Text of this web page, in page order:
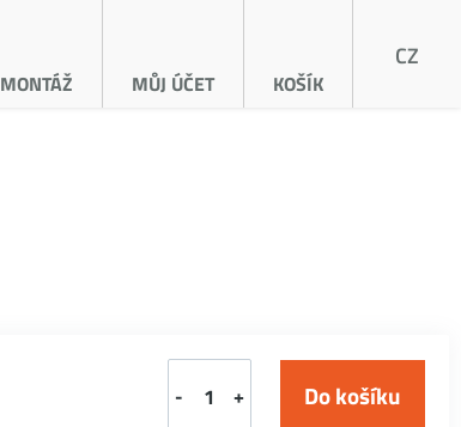
MONTÁŽ MŮJ ÚČET KOŠÍK
CZ
- +